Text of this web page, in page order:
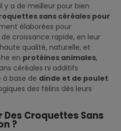
y a de meilleur pour bien
sans céréales pour
élaborées pour
croissance rapide, en leur
qualité, naturelle, et
en protéines animales,
céréales ni additifs
base de dinde et de poulet
des félins dès leurs
Croquettes Sans
?